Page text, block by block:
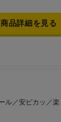
商品詳細を見る